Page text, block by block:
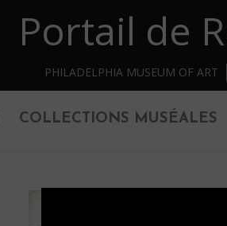
Portail de
PHILADELPHIA MUSEUM OF ART
COLLECTIONS MUSÉALES